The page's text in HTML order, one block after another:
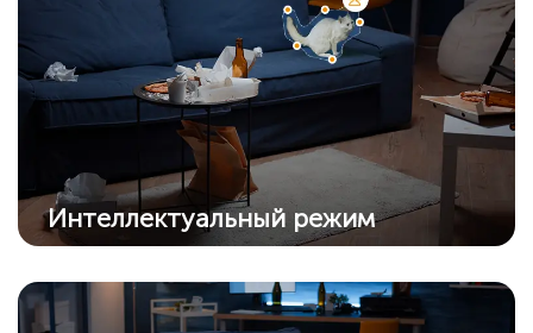
Интеллектуальный режим
Камера автоматически перейдет в цветной
режим из режима ИК, когда обнаружит
подозрительный объект.